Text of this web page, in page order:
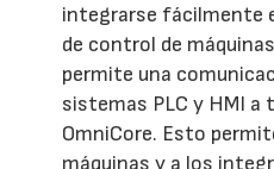
integrarse fácilmente
de control de
permite una
sistemas PLC y HMI
OmniCore. Esto